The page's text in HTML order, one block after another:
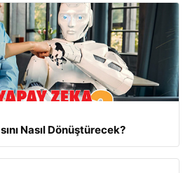
Nasıl Dönüştürecek?